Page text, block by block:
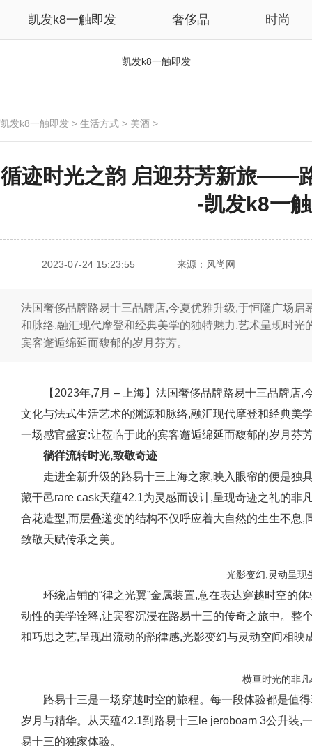
凯发k8一触即发 奢侈品 时尚
凯发k8一触即发
凯发k8一触即发 > 生活方式 > 美酒 >
循迹时光之韵 启迎芬芳新旅——
-凯发k8一
2023-07-24 15:23:55 来源：风尚网
法国奢侈品牌路易十三品牌店,今夏优雅升级,于恒隆广场
和脉络,融汇现代摩登和经典美学的独特魅力,艺术呈现时
宾客邂逅绵延而馥郁的岁月芬芳。
【2023年,7月 – 上海】法国奢侈品牌路易十三品牌店
文化与法式生活艺术的渊源和脉络,融汇现代摩登和经典美
一场感官盛宴:让莅临于此的宾客邂逅绵延而馥郁的岁月芬
徜徉流转时光,致敬奇迹
走进全新升级的路易十三上海之家,映入眼帘的便是独
藏干邑rare cask天蕴42.1为灵感而设计,呈现奇迹之礼的非
合花造型,而层叠递变的结构不仅呼应着大自然的生生不息
致敬天赋传承之美。
光影变幻,灵动呈现
环绕店铺的“律之光翼”金属装置,意在表达穿越时空的
动性的美学诠释,让宾客沉浸在路易十三的传奇之旅中。整
和巧思之艺,呈现出流动的韵律感,光影变幻与灵动空间相映
横亘时光的非
路易十三是一场穿越时空的旅程。每一段体验都是值
岁月与精华。从天蕴42.1到路易十三le jeroboam 3公升装,
易十三的独家体验。